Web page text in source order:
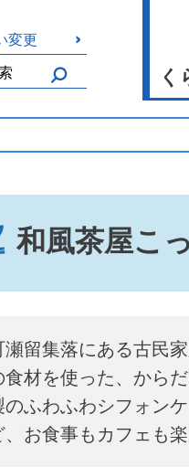
変更
く
和風茶屋こ
留集落にある古民家
食材を使った、から
のふわふわシフォン
、お食事もカフェも